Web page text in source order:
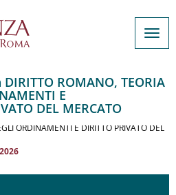
ROMANO, TEORIA
E
DEL MERCATO
ORDINAMENTI E DIRITTO PRIVATO DEL